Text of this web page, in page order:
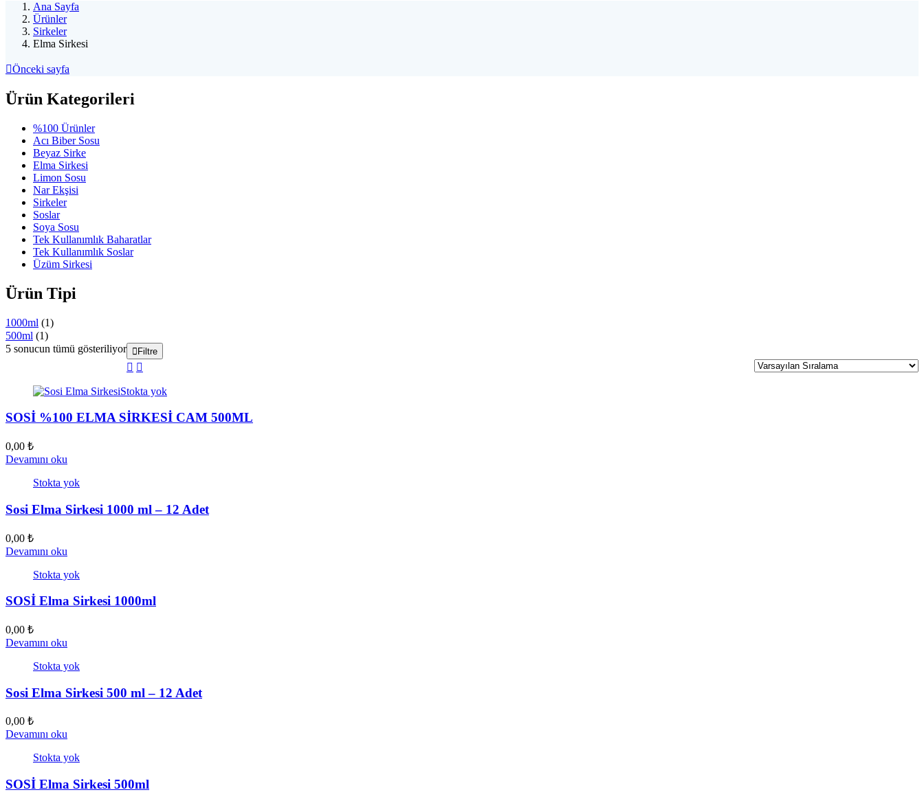
Ana Sayfa
Ürünler
Sirkeler
Elma Sirkesi
Önceki sayfa
Ürün Kategorileri
%100 Ürünler
Acı Biber Sosu
Beyaz Sirke
Elma Sirkesi
Limon Sosu
Nar Ekşisi
Sirkeler
Soslar
Soya Sosu
Tek Kullanımlık Baharatlar
Tek Kullanımlık Soslar
Üzüm Sirkesi
Ürün Tipi
1000ml (1)
500ml (1)
5 sonucun tümü gösteriliyor
Filtre
Stokta yok
SOSİ %100 ELMA SİRKESİ CAM 500ML
0,00 ₺
Devamını oku
Stokta yok
Sosi Elma Sirkesi 1000 ml – 12 Adet
0,00 ₺
Devamını oku
Stokta yok
SOSİ Elma Sirkesi 1000ml
0,00 ₺
Devamını oku
Stokta yok
Sosi Elma Sirkesi 500 ml – 12 Adet
0,00 ₺
Devamını oku
Stokta yok
SOSİ Elma Sirkesi 500ml